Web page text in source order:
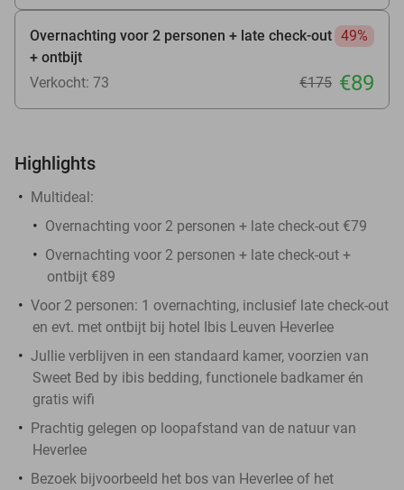
Overnachting voor 2 personen + late check-out
+ ontbijt
49%
Verkocht: 73 €175 €89
Highlights
Multideal:
Overnachting voor 2 personen + late check-out €79
Overnachting voor 2 personen + late check-out +
ontbijt €89
Voor 2 personen: 1 overnachting, inclusief late check-out
en evt. met ontbijt bij hotel Ibis Leuven Heverlee
Jullie verblijven in een standaard kamer, voorzien van
Sweet Bed by ibis bedding, functionele badkamer én
gratis wifi
Prachtig gelegen op loopafstand van de natuur van
Heverlee
Bezoek bijvoorbeeld het bos van Heverlee of het